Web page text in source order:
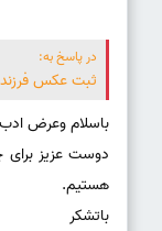
در پاسخ به:
ثبت عکس
دوست عزیز برای
باتشکر